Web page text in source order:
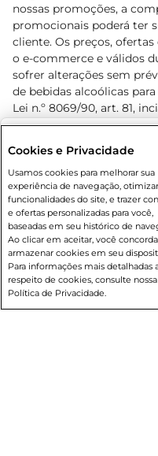
Rio de Janeiro (RJ)
Caso queira comprar
suas compras:
Entrega em casa
nossas promoções, a
promocionais poderá ter
cliente. Os preços,
o e-commerce e válidos
sofrer alterações sem
de bebidas alcoólicas
Lei n.º 8069/90, art. 81,
Adolescente). Preços e
prévio. O valor mínimo
80,00.
© 2026
Cookies e Privacidade
Usamos cookies para melhorar sua
experiência de navegação,
funcionalidades do site, e trazer
e ofertas personalizadas para você,
baseadas em seu histórico de
Ao clicar em aceitar, você
armazenar cookies em seu
Para informações mais detalhadas
respeito de cookies, consulte nossa
Política de Privacidade.